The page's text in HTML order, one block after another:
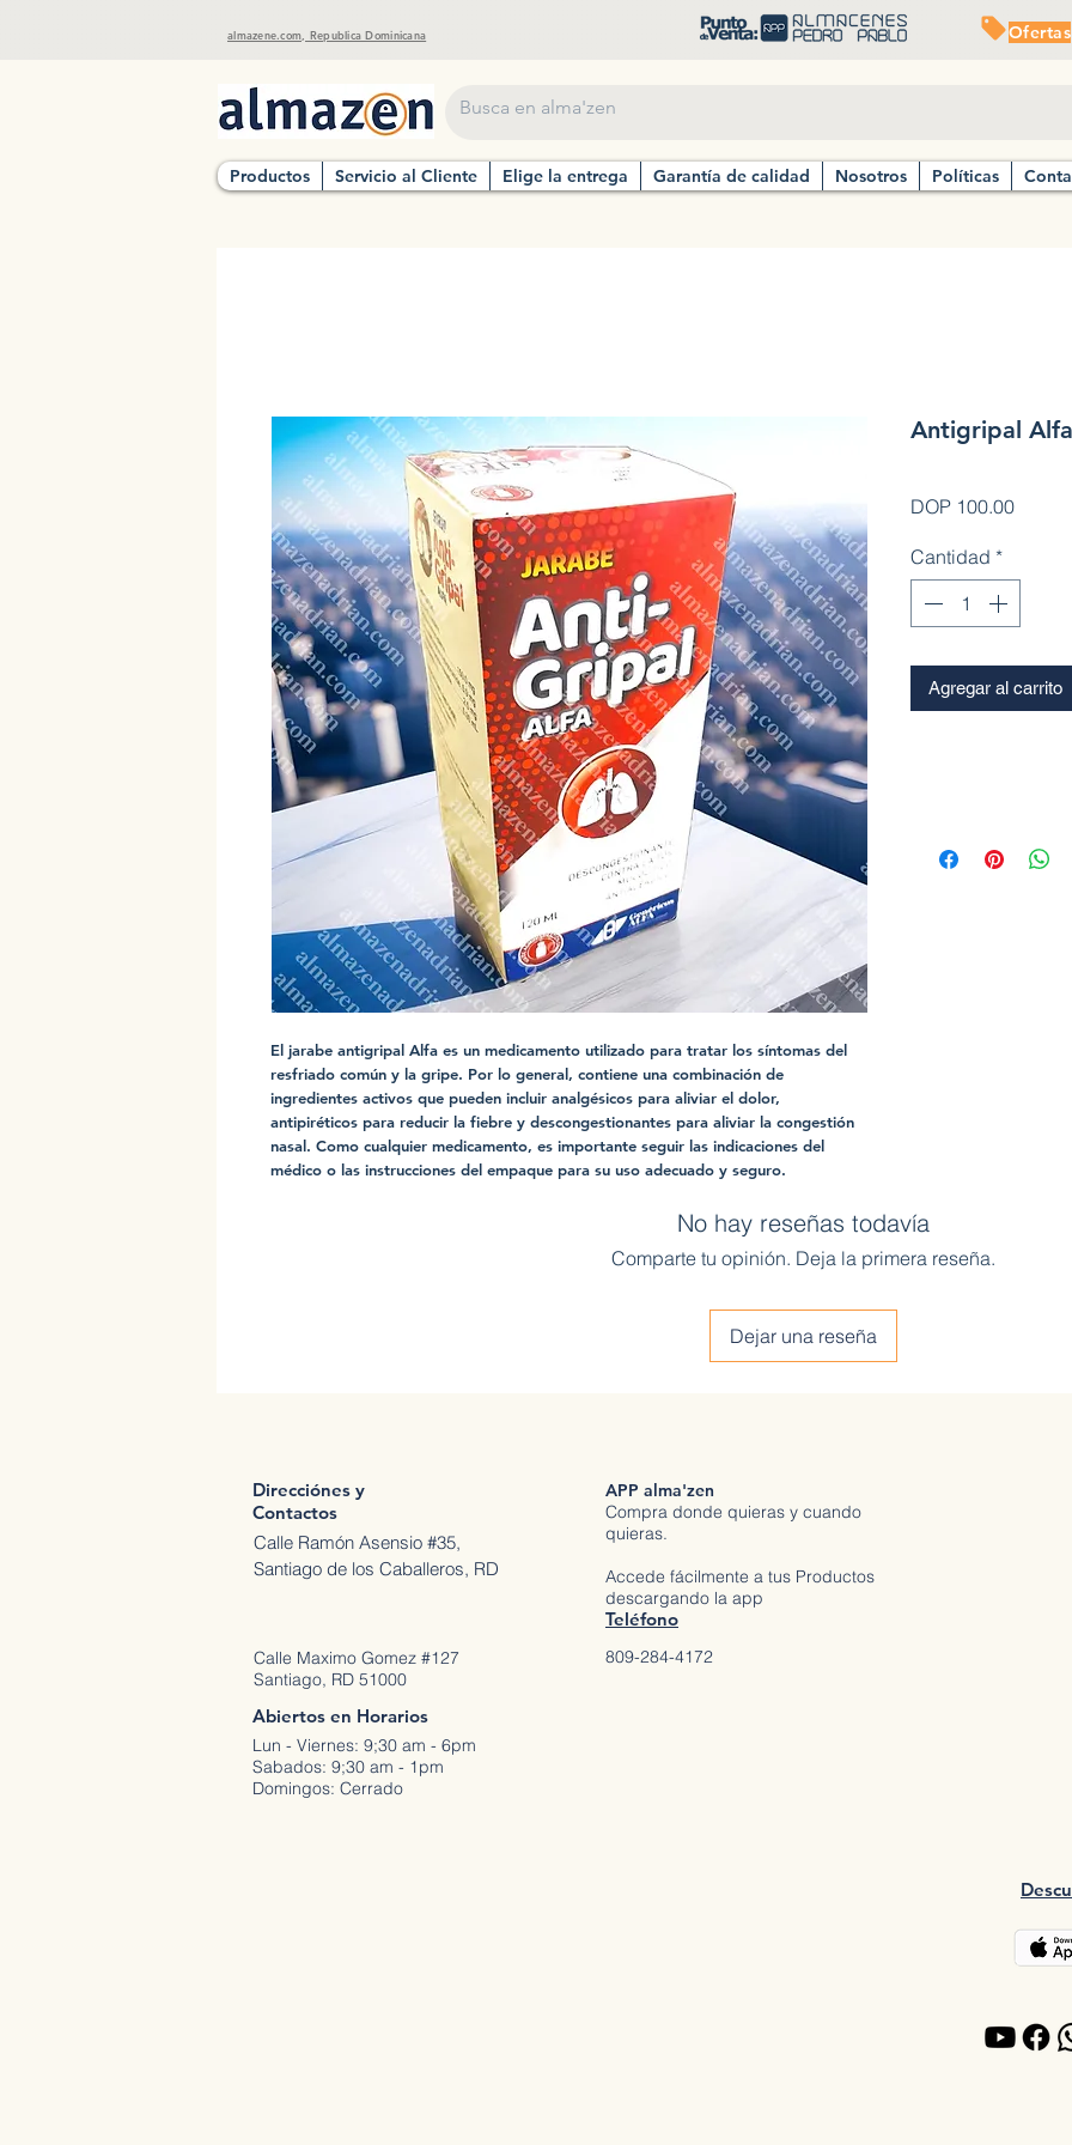
almazene.com, Republica Dominicana Ofertas
Productos Servicio al Cliente Elige la entrega Garantía de calidad Nosotros Políticas
El jarabe antigripal Alfa es un medicamento utilizado para tratar los síntomas del
resfriado común y la gripe. Por lo general, contiene una combinación de
ingredientes activos que pueden incluir analgésicos para aliviar el dolor,
antipiréticos para reducir la fiebre y descongestionantes para aliviar la congestión
nasal. Como cualquier medicamento, es importante seguir las indicaciones del
médico o las instrucciones del empaque para su uso adecuado y seguro.
Antigripal
DOP 100.00Precio
Cantidad *
Agregar al carrito
No hay reseñas todavía
Comparte tu opinión. Deja la primera reseña.
Dejar una reseña
Direcciónes y
Contactos
Calle Ramón Asensio #35,
Santiago de los Caballeros, RD
APP alma'zen
Compra donde quieras y cuando
quieras.
Accede fácilmente a tus Productos
descargando la app
Calle Maximo Gomez #127
Santiago, RD 51000
Abiertos en Horarios
Lun - Viernes: 9;30 am - 6pm
Sabados: 9;30 am - 1pm
Domingos: Cerrado
Teléfono
809-284-4172